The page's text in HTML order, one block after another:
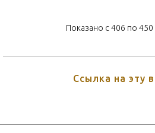
Показано с 406 по 450
Ссылка на эту